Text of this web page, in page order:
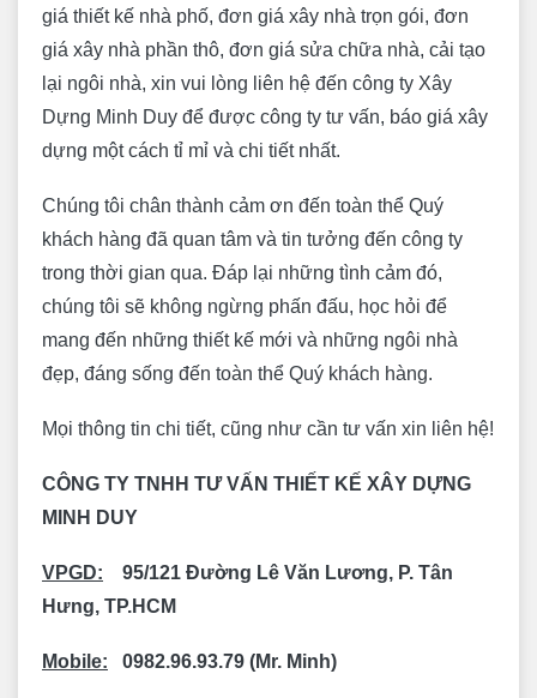
giá thiết kế nhà phố, đơn giá xây nhà trọn gói, đơn
giá xây nhà phần thô, đơn giá sửa chữa nhà, cải tạo
lại ngôi nhà, xin vui lòng liên hệ đến công ty Xây
Dựng Minh Duy để được công ty tư vấn, báo giá xây
dựng một cách tỉ mỉ và chi tiết nhất.
Chúng tôi chân thành cảm ơn đến toàn thể Quý
khách hàng đã quan tâm và tin tưởng đến công ty
trong thời gian qua. Đáp lại những tình cảm đó,
chúng tôi sẽ không ngừng phấn đấu, học hỏi để
mang đến những thiết kế mới và những ngôi nhà
đẹp, đáng sống đến toàn thể Quý khách hàng.
Mọi thông tin chi tiết, cũng như cần tư vấn xin liên hệ!
CÔNG TY TNHH TƯ VẤN THIẾT KẾ XÂY DỰNG
MINH DUY
VPGD:
95/121 Đường Lê Văn Lương, P. Tân
Hưng, TP.HCM
Mobile: 0982.96.93.79 (Mr. Minh)